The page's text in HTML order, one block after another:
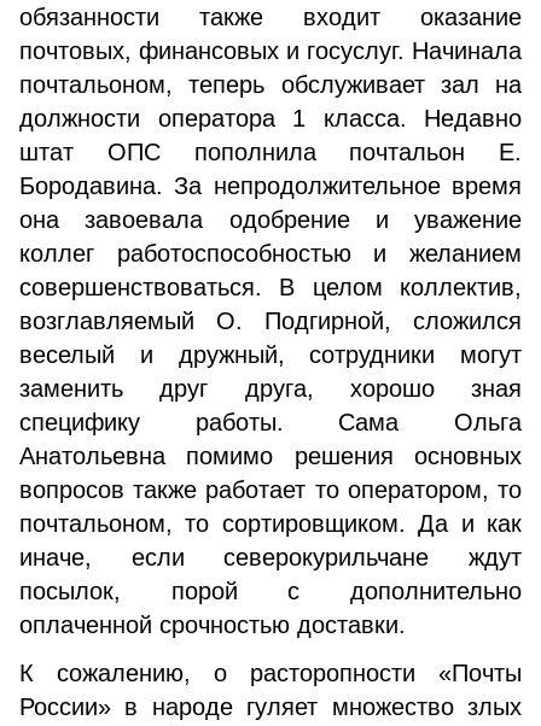
обязанности также входит оказание
почтовых, финансовых и госуслуг. Начинала
почтальоном, теперь обслуживает зал на
должности оператора 1 класса. Недавно
штат ОПС пополнила почтальон Е.
Бородавина. За непродолжительное время
она завоевала одобрение и уважение
коллег работоспособностью и желанием
совершенствоваться. В целом коллектив,
возглавляемый О. Подгирной, сложился
веселый и дружный, сотрудники могут
заменить друг друга, хорошо зная
специфику работы. Сама Ольга
Анатольевна помимо решения основных
вопросов также работает то оператором, то
почтальоном, то сортировщиком. Да и как
иначе, если северокурильчане ждут
посылок, порой с дополнительно
оплаченной срочностью доставки.
К сожалению, о расторопности «Почты
России» в народе гуляет множество злых